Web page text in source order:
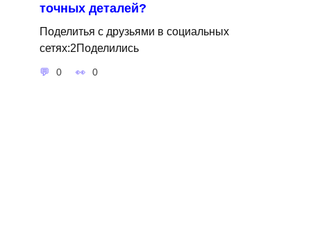
точных деталей?
Поделитья с друзьями в социальных
сетях:2Поделились
0 0